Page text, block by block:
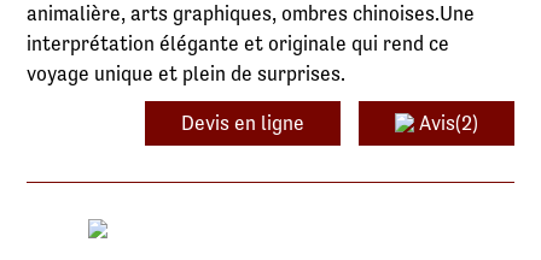
animalière, arts graphiques, ombres chinoises.Une
interprétation élégante et originale qui rend ce
voyage unique et plein de surprises.
Devis en ligne Avis(2)